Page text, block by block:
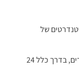
של
ספק הודעה מספקת לצורך בדיקות או ביקורים, בדרך כלל 24